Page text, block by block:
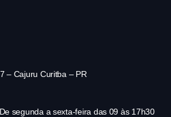
– Cajuru Curitba – PR
segunda a sexta-feira das 09 às 17h30